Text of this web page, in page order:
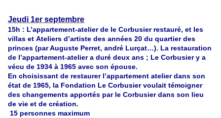
Jeudi 1er septembre
15h : L’appartement-atelier de le Corbusier restauré, et les
villas et Ateliers d’artiste des années 20 du quartier des
princes (par Auguste Perret, andré Lurçat…). La restauration
de l’appartement-atelier a duré deux ans ; Le Corbusier y a
vécu de 1934 à 1965 avec son épouse.
En choisissant de restaurer l’appartement atelier dans son
état de 1965, la Fondation Le Corbusier voulait témoigner
des changements apportés par le Corbusier dans son lieu
de vie et de création.
15 personnes maximum